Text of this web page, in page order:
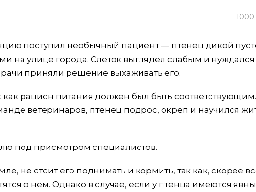
1000
поступил необычный пациент — птенец дикой
на улице города. Слеток выглядел слабым и нуждался
приняли решение выхаживать его.
как рацион питания должен был быть
ветеринаров, птенец подрос, окреп и научился
под присмотром специалистов.
не стоит его поднимать и кормить, так как, скорее
о нем. Однако в случае, если у птенца имеются